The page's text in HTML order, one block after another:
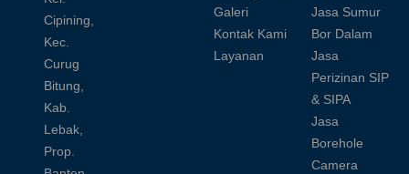
Cipining,
Kec.
Curug
Bitung,
Kab.
Lebak,
Prop.
Galeri
Kontak Kami
Layanan
Jasa Sumur
Bor Dalam
Jasa
Perizinan SIP
& SIPA
Jasa
Borehole
Camera